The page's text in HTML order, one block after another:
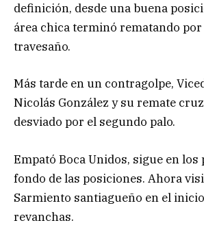
definición, desde una buena
área chica terminó rematando
travesaño.
Más tarde en un contragolpe,
Nicolás González y su remate
desviado por el segundo palo.
Empató Boca Unidos, sigue en los
fondo de las posiciones. Ahora
Sarmiento santiagueño en el
revanchas.